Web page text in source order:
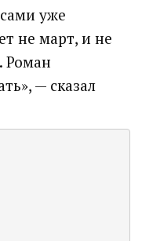
уже
не март, и не
Роман
— сказал